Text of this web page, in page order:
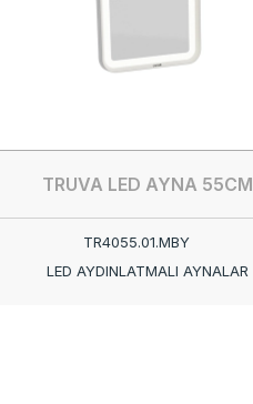
TRUVA LED AYNA 55CM
TR4055.01.MBY
LED AYDINLATMALI AYNALAR